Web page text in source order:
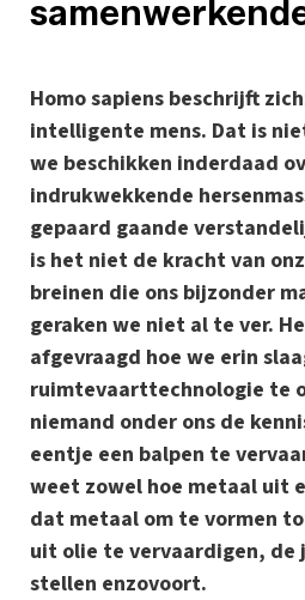
Homo sapiens beschrijft
intelligente mens. Dat is
we beschikken inderdaad
indrukwekkende
gepaard gaande
is het niet de kracht van
breinen die ons bijzonder
geraken we niet al te ver.
afgevraagd hoe we erin
ruimtevaarttechnologie te
niemand onder ons de
eentje een balpen te
weet zowel hoe metaal uit
dat metaal om te vormen
uit olie te vervaardigen, de
stellen enzovoort.